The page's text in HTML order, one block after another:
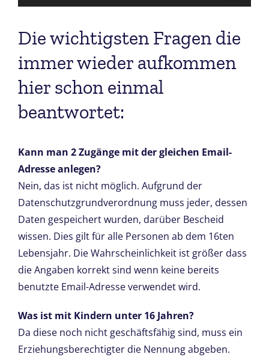
Die wichtigsten Fragen die
immer wieder aufkommen
hier schon einmal
beantwortet:
Kann man 2 Zugänge mit der gleichen Email-
Adresse anlegen?
Nein, das ist nicht möglich. Aufgrund der
Datenschutzgrundverordnung muss jeder, dessen
Daten gespeichert wurden, darüber Bescheid
wissen. Dies gilt für alle Personen ab dem 16ten
Lebensjahr. Die Wahrscheinlichkeit ist größer dass
die Angaben korrekt sind wenn keine bereits
benutzte Email-Adresse verwendet wird.
Was ist mit Kindern unter 16 Jahren?
Da diese noch nicht geschäftsfähig sind, muss ein
Erziehungsberechtigter die Nennung abgeben.